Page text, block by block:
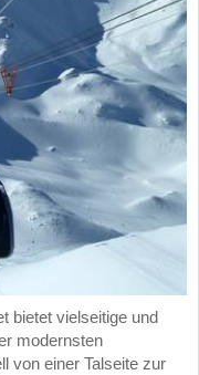
bietet vielseitige und
modernsten
von einer Talseite zur